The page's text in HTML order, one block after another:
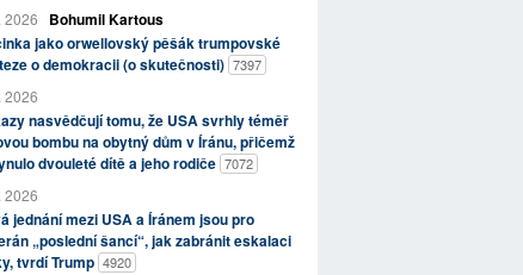
2026
Bohumil Kartous
jako orwellovský pěšák trumpovské
o demokracii (o skutečnosti) 7397
2026
nasvědčují tomu, že USA svrhly téměř
bombu na obytný dům v Íránu, přičemž
dvouleté dítě a jeho rodiče 7072
2026
jednání mezi USA a Íránem jsou pro
„poslední šancí“, jak zabránit eskalaci
tvrdí Trump 4920